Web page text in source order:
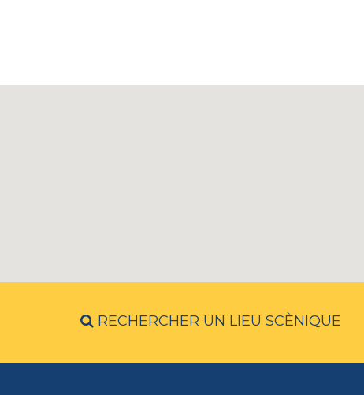
RECHERCHER UN LIEU SCÈNIQUE